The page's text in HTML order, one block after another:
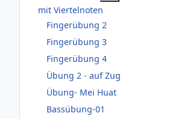
mit Viertelnoten
Fingerübung 2
Fingerübung 3
Fingerübung 4
Übung 2 - auf Zug
Übung- Mei Huat
Bassübung-01